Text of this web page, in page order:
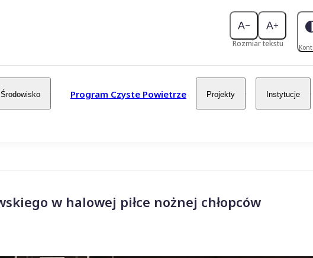
Rozmiar tekstu
Środowisko Program Czyste Powietrze Projekty Instytucje
w halowej piłce nożnej chłopców